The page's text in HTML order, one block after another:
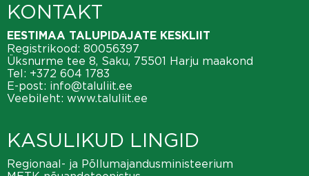
KONTAKT
EESTIMAA TALUPIDAJATE KESKLIIT
Registrikood: 80056397
Üksnurme tee 8, Saku, 75501 Harju maakond
Tel: +372 604 1783
E-post: info@taluliit.ee
Veebileht: www.taluliit.ee
KASULIKUD LINGID
Regionaal- ja Põllumajandusministeerium